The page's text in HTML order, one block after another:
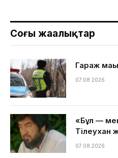
Соңғы жаңалықтар
Гараж
07.08.2026
«Бұл —
Тілеухан
07.08.2026